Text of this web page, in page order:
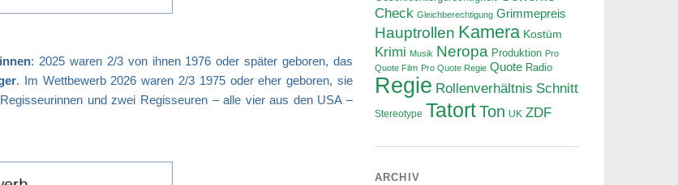
: 2025 waren 2/3 von ihnen 1976 oder später geboren, das
. Im Wettbewerb 2026 waren 2/3 1975 oder eher geboren, sie
und zwei Regisseuren – alle vier aus den USA –
Check Gleichberechtigung Grimmepreis
Hauptrollen Kamera Kostüm
Krimi Musik Neropa Produktion Pro
Quote Film Pro Quote Regie Quote Radio
Regie Rollenverhältnis Schnitt
Stereotype Tatort Ton UK ZDF
ARCHIV